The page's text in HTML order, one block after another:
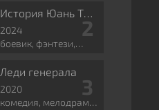
романтика, боевые
искусства, фэнтези
2024
боевик, фэнтези,
исторический
Леди генерала
2020
комедия, мелодрама,